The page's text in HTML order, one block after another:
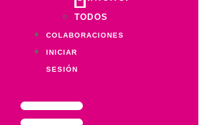
TODOS
COLABORACIONES
INICIAR
SESIÓN